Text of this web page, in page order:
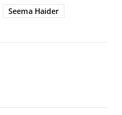
Seema Haider